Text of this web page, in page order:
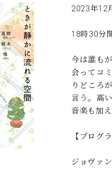
コンサート
アノ
ミー
ョナル
ョン
ベヒシュタイン
納入実績 ホー
納入実績 音楽教
ご愛用者の声
ストカスタマーサービス(調律)
2023年12
18時30分
今は誰も
会ってコ
りどころ
言う。高
音楽も加
【プログラ
ジョヴァ